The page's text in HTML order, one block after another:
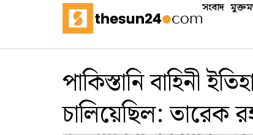
সংবাদ
পাকিস্তানি বাহিনী
চালিয়েছিল: তারেক